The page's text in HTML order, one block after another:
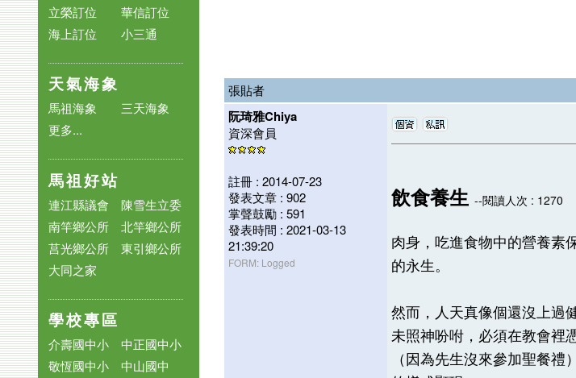
立榮訂位
華信訂位
海上訂位
小三通
天氣海象
馬祖海象
三天海象
更多...
馬祖好站
連江縣議會
陳雪生立委
南竿鄉公所
北竿鄉公所
莒光鄉公所
東引鄉公所
大同之家
學校專區
介壽國中小
中正國中小
敬恆國中小
中山國中
張貼者
阮琦雅Chiya
資深會員
註冊 : 2014-07-23
發表文章 : 902
掌聲鼓勵 : 591
發表時間 : 2021-03-13
21:39:20
FORM: Logged
飲食養生 --閱讀人次 : 1270
肉身，吃進食物中的營養素
的永生。
然而，人天真像個還沒上過
未照神吩咐，必須在教會裡
（因為先生沒來參加聖餐